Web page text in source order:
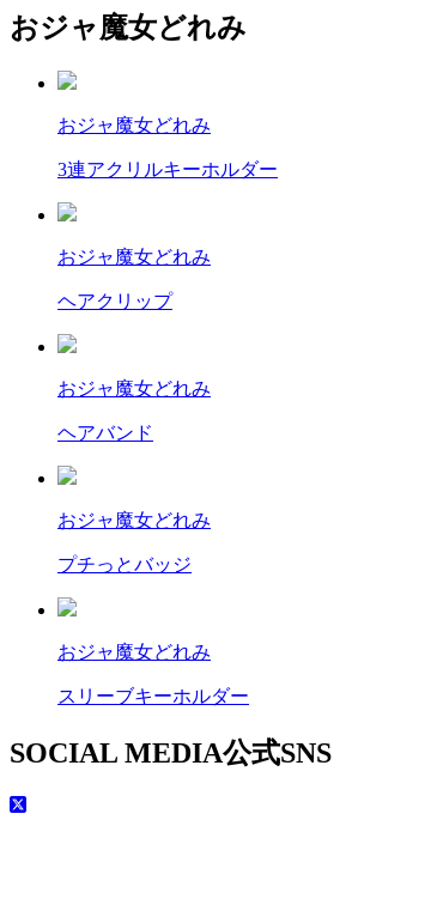
おジャ魔女どれみ
おジャ魔女どれみ
3連アクリルキーホルダー
おジャ魔女どれみ
ヘアクリップ
おジャ魔女どれみ
ヘアバンド
おジャ魔女どれみ
プチっとバッジ
おジャ魔女どれみ
スリーブキーホルダー
SOCIAL MEDIA公式SNS